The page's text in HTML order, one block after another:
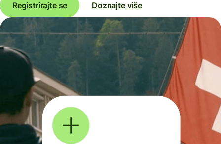
Registrirajte se
Doznajte više